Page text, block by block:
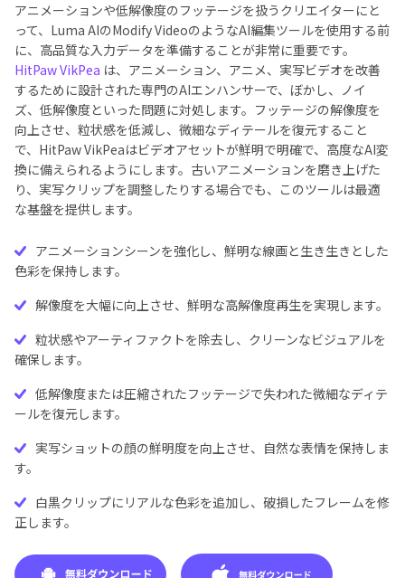
アニメーションや低解像度のフッテージを扱うクリエイターにと
って、Luma AIのModify VideoのようなAI編集ツールを使用する前
に、高品質な入力データを準備することが非常に重要です。
HitPaw VikPea は、アニメーション、アニメ、実写ビデオを改善
するために設計された専門のAIエンハンサーで、ぼかし、ノイ
ズ、低解像度といった問題に対処します。フッテージの解像度を
向上させ、粒状感を低減し、微細なディテールを復元すること
で、HitPaw VikPeaはビデオアセットが鮮明で明確で、高度なAI変
換に備えられるようにします。古いアニメーションを磨き上げた
り、実写クリップを調整したりする場合でも、このツールは最適
な基盤を提供します。
アニメーションシーンを強化し、鮮明な線画と生き生きとした
色彩を保持します。
解像度を大幅に向上させ、鮮明な高解像度再生を実現します。
粒状感やアーティファクトを除去し、クリーンなビジュアルを
確保します。
低解像度または圧縮されたフッテージで失われた微細なディテ
ールを復元します。
実写ショットの顔の鮮明度を向上させ、自然な表情を保持しま
す。
白黒クリップにリアルな色彩を追加し、破損したフレームを修
正します。